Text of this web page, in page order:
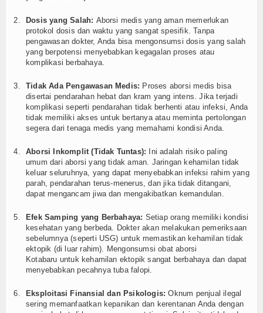
Dosis yang Salah: Aborsi medis yang aman memerlukan
protokol dosis dan waktu yang sangat spesifik. Tanpa
pengawasan dokter, Anda bisa mengonsumsi dosis yang salah
yang berpotensi menyebabkan kegagalan proses atau
komplikasi berbahaya.
Tidak Ada Pengawasan Medis: Proses aborsi medis bisa
disertai pendarahan hebat dan kram yang intens. Jika terjadi
komplikasi seperti pendarahan tidak berhenti atau infeksi, Anda
tidak memiliki akses untuk bertanya atau meminta pertolongan
segera dari tenaga medis yang memahami kondisi Anda.
Aborsi Inkomplit (Tidak Tuntas): Ini adalah risiko paling
umum dari aborsi yang tidak aman. Jaringan kehamilan tidak
keluar seluruhnya, yang dapat menyebabkan infeksi rahim yang
parah, pendarahan terus-menerus, dan jika tidak ditangani,
dapat mengancam jiwa dan mengakibatkan kemandulan.
Efek Samping yang Berbahaya: Setiap orang memiliki kondisi
kesehatan yang berbeda. Dokter akan melakukan pemeriksaan
sebelumnya (seperti USG) untuk memastikan kehamilan tidak
ektopik (di luar rahim). Mengonsumsi obat aborsi
Kotabaru untuk kehamilan ektopik sangat berbahaya dan dapat
menyebabkan pecahnya tuba falopi.
Eksploitasi Finansial dan Psikologis: Oknum penjual ilegal
sering memanfaatkan kepanikan dan kerentanan Anda dengan